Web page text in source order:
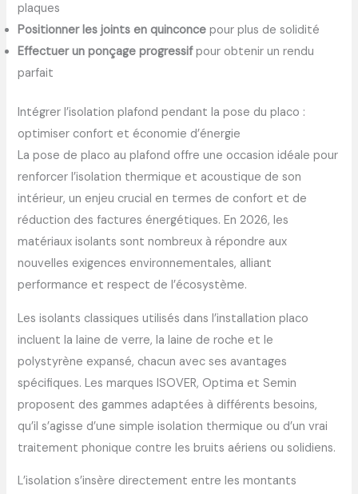
plaques
Positionner les joints en quinconce pour plus de solidité
Effectuer un ponçage progressifpour obtenir un rendu
parfait
Intégrer l’isolation plafond pendant la pose du placo :
optimiser confort et économie d’énergie
La pose de placo au plafond offre une occasion idéale pour
renforcer l’isolation thermique et acoustique de son
intérieur, un enjeu crucial en termes de confort et de
réduction des factures énergétiques. En 2026, les
matériaux isolants sont nombreux à répondre aux
nouvelles exigences environnementales, alliant
performance et respect de l’écosystème.
Les isolants classiques utilisés dans l’installation placo
incluent la laine de verre, la laine de roche et le
polystyrène expansé, chacun avec ses avantages
spécifiques. Les marques ISOVER, Optima et Semin
proposent des gammes adaptées à différents besoins,
qu’il s’agisse d’une simple isolation thermique ou d’un vrai
traitement phonique contre les bruits aériens ou solidiens.
L’isolation s’insère directement entre les montants